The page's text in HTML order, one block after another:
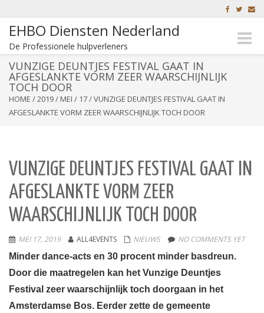
EHBO Diensten Nederland
De Professionele hulpverleners
Toggle
VUNZIGE DEUNTJES FESTIVAL GAAT IN
AFGESLANKTE VORM ZEER WAARSCHIJNLIJK
TOCH DOOR
HOME /2019/ MEI / 17/VUNZIGE DEUNTJES FESTIVAL GAAT IN
AFGESLANKTE VORM ZEER WAARSCHIJNLIJK TOCH DOOR
VUNZIGE DEUNTJES FESTIVAL GAAT IN
AFGESLANKTE VORM ZEER
WAARSCHIJNLIJK TOCH DOOR
MEI 17, 2019 ALL4EVENTS NIEUWS
NO COMMENTS YET
Minder dance-acts en 30 procent minder basdreun.
Door die maatregelen kan het Vunzige Deuntjes
Festival zeer waarschijnlijk toch doorgaan in het
Amsterdamse Bos. Eerder zette de gemeente